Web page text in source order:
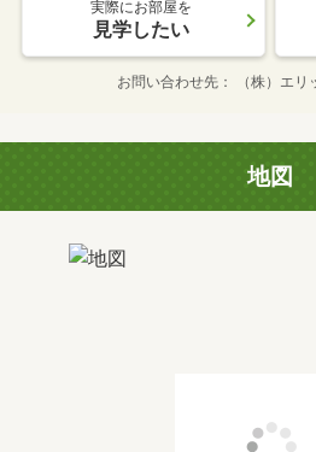
実際にお部屋を
見学したい
お問い合わせ先 （株）エ
地図